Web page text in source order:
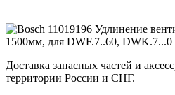
Доставка запасных частей и
территории России и СНГ.